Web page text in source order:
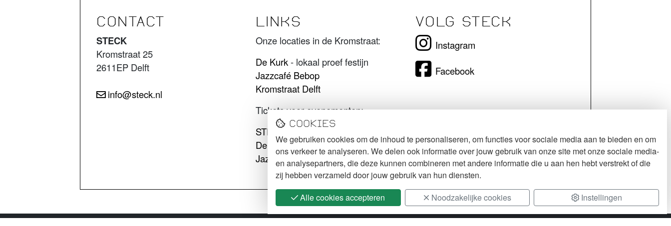
CONTACT
STECK
Kromstraat 25
2611EP Delft
info@steck.nl
LINKS
Onze locaties in de Kromstraat:
De Kurk- lokaal proef festijn
Jazzcafé Bebop
Kromstraat Delft
Tickets voor evenementen:
STECK tickets
De Kurk tickets
Jazzcafé Bebop tickets
VOLG STECK
Instagram
Facebook
Cookies
We gebruiken cookies om de inhoud te personaliseren, om functies voor sociale media aan te bieden en om
ons verkeer te analyseren. We delen ook informatie over jouw gebruik van onze site met onze sociale media-
en analysepartners, die deze kunnen combineren met andere informatie die u aan hen hebt verstrekt of die
zij hebben verzameld door jouw gebruik van hun diensten.
Alle cookies accepteren
Noodzakelijke cookies Instellingen